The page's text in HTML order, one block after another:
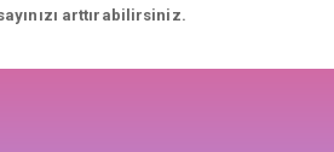
arttırabilirsiniz.